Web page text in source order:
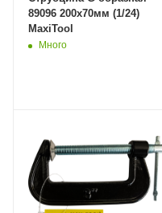
89096 200х70мм (1/24)
MaxiTool
Много